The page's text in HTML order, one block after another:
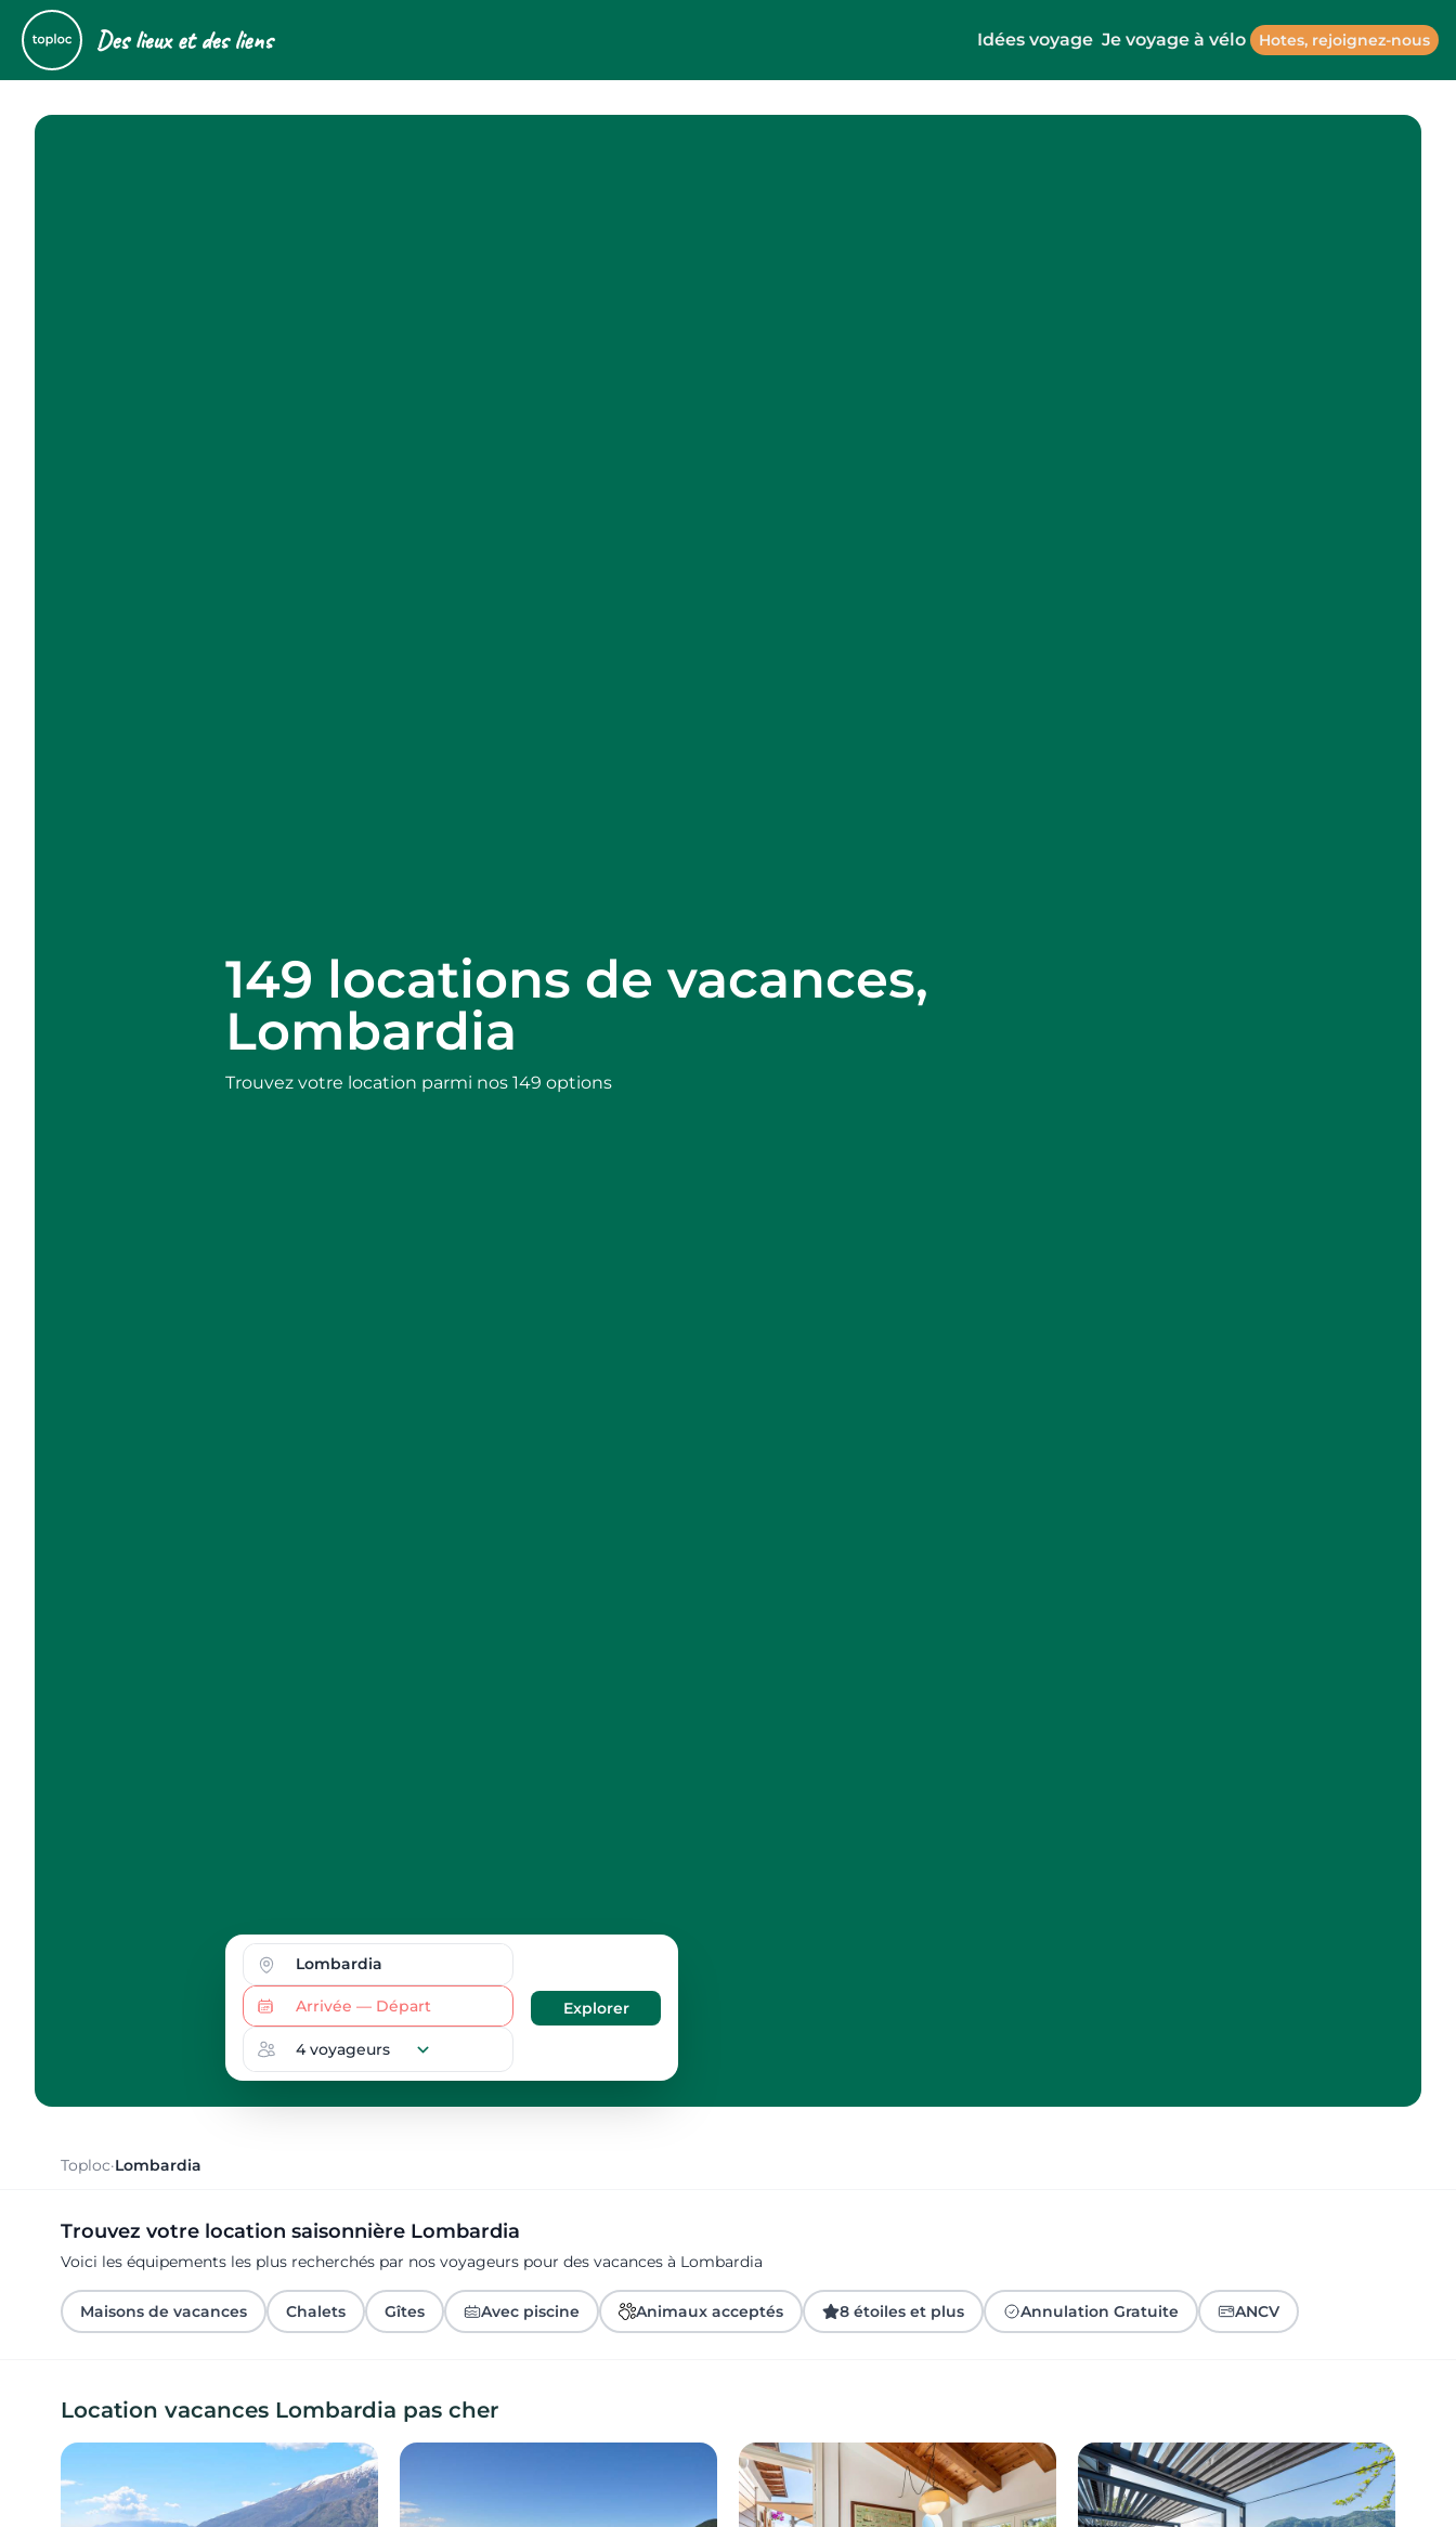
Des lieux et des liens Idées voyage Je voyage à vélo Hotes, rejoignez-nous
149 locations de vacances,
Lombardia
Trouvez votre location parmi nos 149 options
Toploc·Lombardia
Trouvez votre location saisonnière Lombardia
Voici les équipements les plus recherchés par nos voyageurs pour des vacances à Lombardia
Maisons de vacances Chalets Gîtes Avec piscine Animaux acceptés 8 étoiles et plus Annulation Gratuite ANCV
Location vacances Lombardia pas cher